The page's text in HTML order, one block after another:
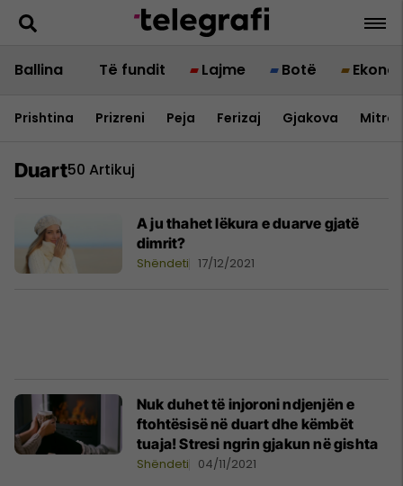
Ballina Të fundit Lajme Botë
Prishtina Prizreni Peja Ferizaj Gjakova
Duart50 Artikuj
A ju thahet lëkura e duarve gjatë
dimrit?
Shëndeti 17/12/2021
Nuk duhet të injoroni ndjenjën e
ftohtësisë në duart dhe këmbët
tuaja! Stresi ngrin gjakun në gishta
Shëndeti 04/11/2021